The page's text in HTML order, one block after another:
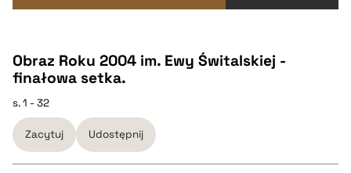
Obraz Roku 2004 im. Ewy Świtalskiej -
finałowa setka.
s. 1 - 32
Zacytuj Udostępnij